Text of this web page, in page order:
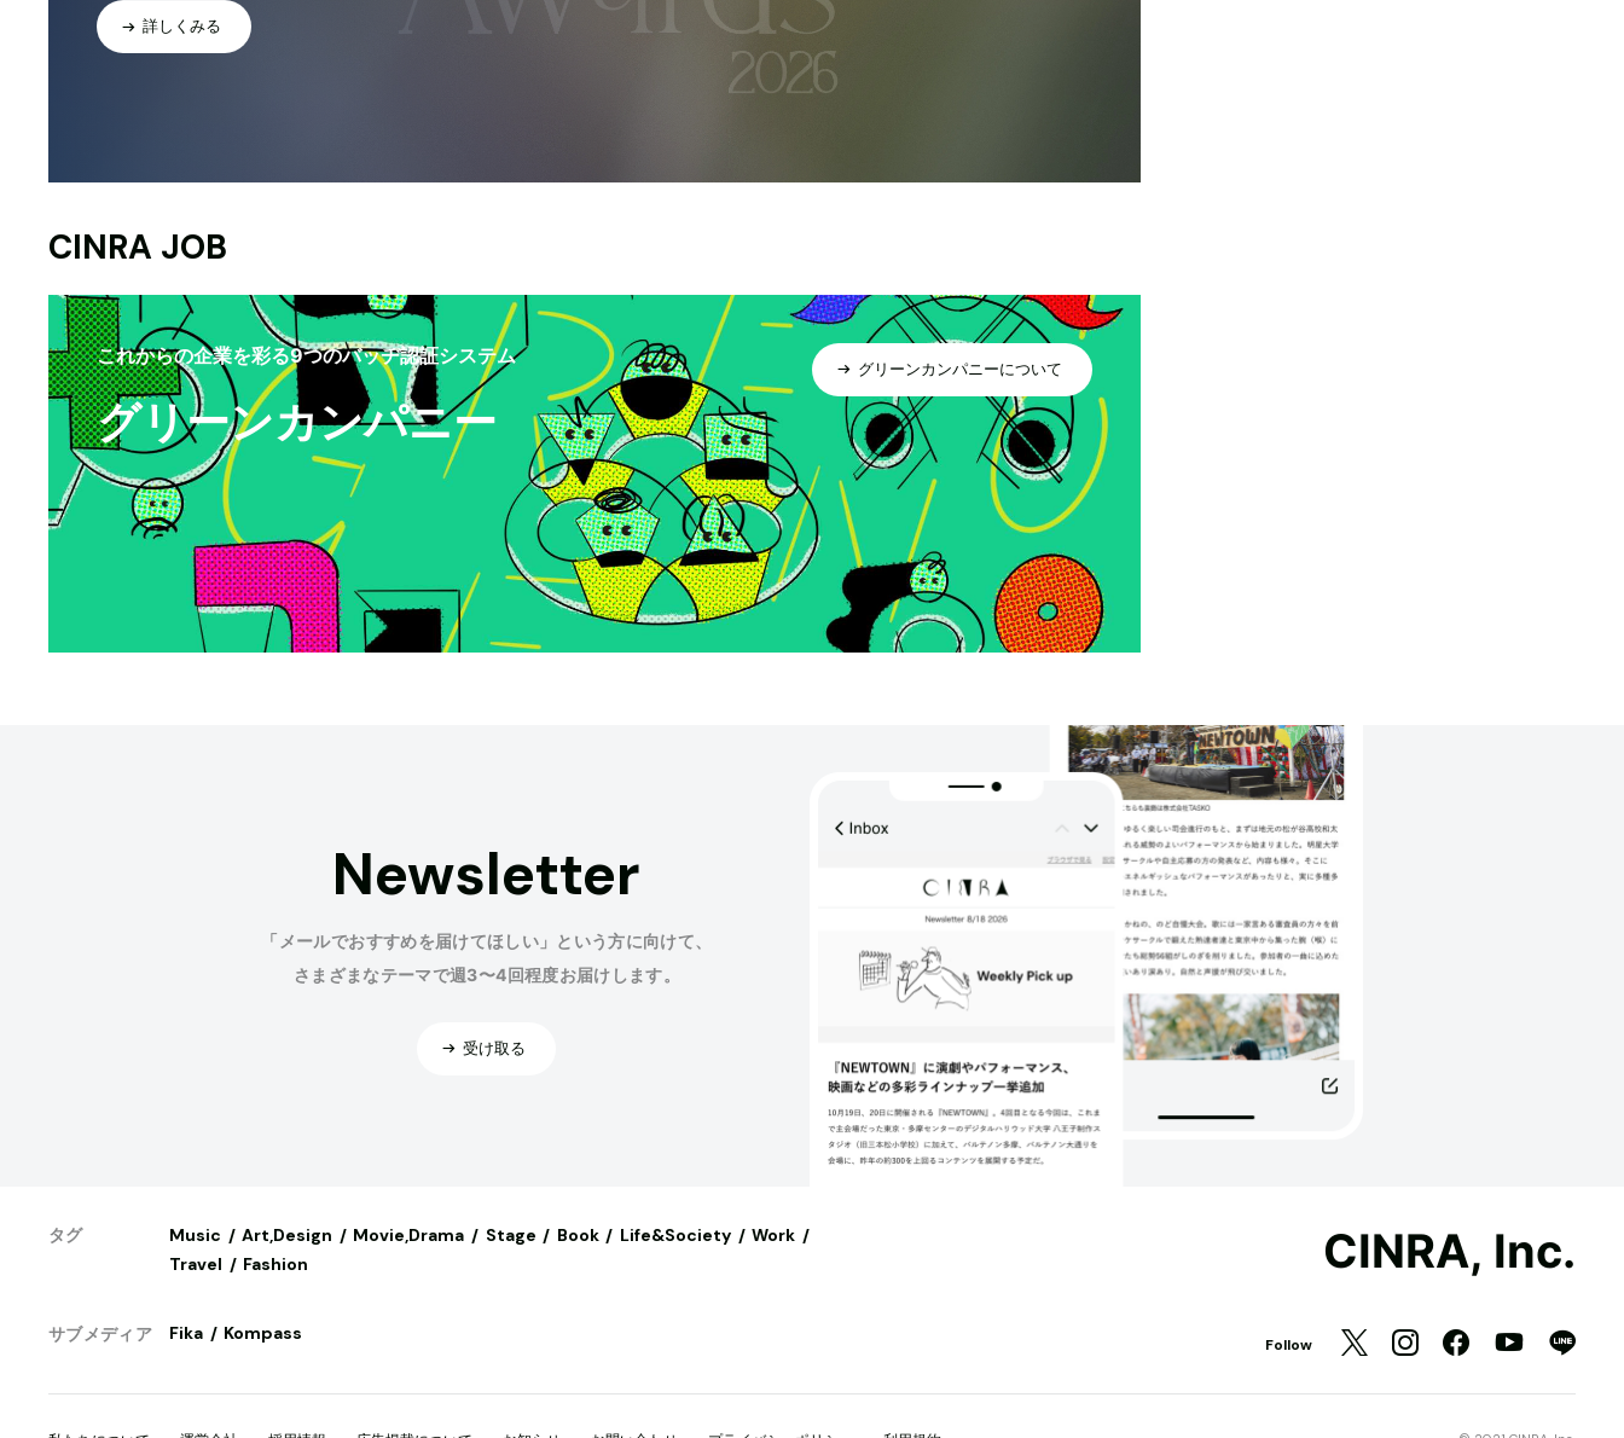
詳しくみる
CINRA JOB
これからの企業を彩る9つのバッヂ認証システム
グリーンカンパニー
グリーンカンパニーについて
Newsletter
「メールでおすすめを届けてほしい」という方に向けて、
さまざまなテーマで週3〜4回程度お届けします。
受け取る
タグ Music Art,Design Movie,Drama Stage Book Life&Society
Work
Travel
Fashion
サブメディア Fika Kompass
CINRA, Inc.
Follow